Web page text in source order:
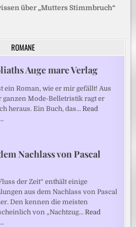
über „Mutters Stimmbruch“
ROMANE
Auge mare Verlag
ein Roman, wie er mir gefällt! Aus
ganzen Mode-Belletristik ragt er
heraus. Ein Buch, das…Read
Nachlass von Pascal
der Zeit“ enthält einige
aus dem Nachlass von Pascal
Den kennen die meisten
von „Nachtzug…Read